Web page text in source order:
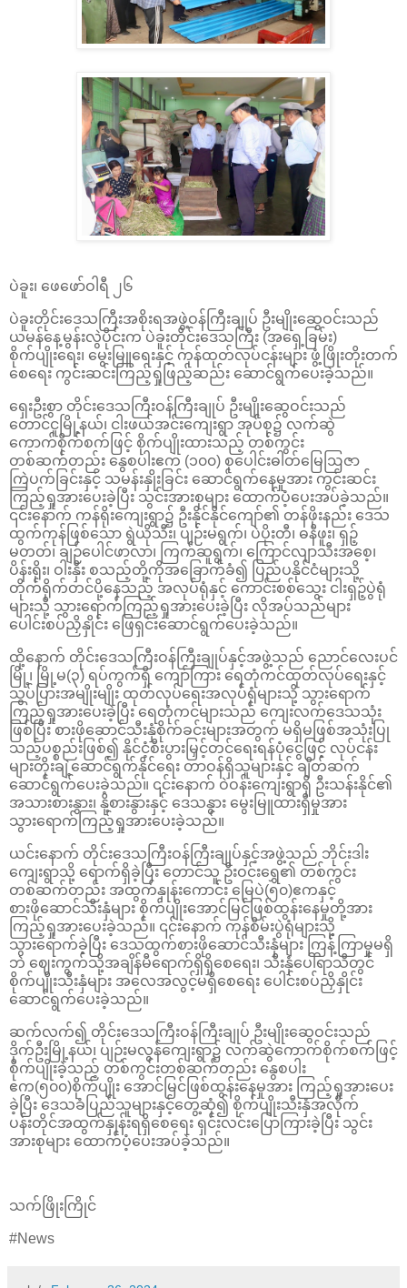
ပဲခူး၊ ဖေဖော်ဝါရီ ၂၆
ပဲခူးတိုင်းဒေသကြီးအစိုးရအဖွဲ့ဝန်ကြီးချုပ် ဦးမျိုးဆွေဝင်းသည်
ယမန်နေ့မွန်းလွဲပိုင်းက ပဲခူးတိုင်းဒေသကြီး (အရှေ့ခြမ်း)
စိုက်ပျိုးရေး၊ မွေးမြူရေးနှင့် ကုန်ထုတ်လုပ်ငန်းများ ဖွံ့ဖြိုးတိုးတက်
စေရေး ကွင်းဆင်းကြည့်ရှုဖြည့်ဆည်း ဆောင်ရွက်ပေးခဲ့သည်။
ရှေးဦးစွာ တိုင်းဒေသကြီးဝန်ကြီးချုပ် ဦးမျိုးဆွေဝင်းသည်
တောင်ငူမြို့နယ်၊ ငါးဖယ်အင်းကျေးရွာ အုပ်စု၌ လက်ဆွဲ
ကောက်စိုက်စက်ဖြင့် စိုက်ပျိုးထားသည့် တစ်ကွင်း
တစ်ဆက်တည်း နွေစပါးဧက (၁၀၀) စုပေါင်းဓါတ်မြေဩဇာ
ကြဲပက်ခြင်းနှင့် သမန်းနှိုးခြင်း ဆောင်ရွက်နေမှုအား ကွင်းဆင်း
ကြည့်ရှုအားပေးခဲ့ပြီး သွင်းအားစုများ ထောက်ပံ့ပေးအပ်ခဲ့သည်။
၎င်းနောက် ကန်ရိုးကျေးရွာ၌ ဦးနိုင်နိုင်ကျော်၏ တန်ဖိုးနည်း ဒေသ
ထွက်ကုန်ဖြစ်သော ရွဲယိုသီး၊ ပျဉ်းမရွက်၊ ပဲပိုးတီ၊ ဓနိဖူး၊ ရှဉ့်
မတတ်၊ ချဉ်ပေါင်ဖာလာ၊ ကြက်ဆူရွက်၊ ကြောင်လျာသီးအစေ့၊
ပိန်းရိုး၊ ဝါးနှီး စသည့်တို့ကိုအခြောက်ခံ၍ ပြည်ပနိုင်ငံများသို့
တိုက်ရိုက်တင်ပို့နေသည့် အလုပ်ရုံနှင့် ကောင်းစစ်သွေး ငါးရှဉ့်ပွဲရုံ
များသို့ သွားရောက်ကြည့်ရှုအားပေးခဲ့ပြီး လိုအပ်သည်များ
ပေါင်းစပ်ညှိနှိုင်း ဖြေရှင်းဆောင်ရွက်ပေးခဲ့သည်။
ထို့နောက် တိုင်းဒေသကြီးဝန်ကြီးချုပ်နှင့်အဖွဲ့သည် ညောင်လေးပင်
မြို့၊ မြို့မ(၃) ရပ်ကွက်ရှိ ကျော်ကြား ရေတုံကင်ထုတ်လုပ်ရေးနှင့်
သွပ်ပြားအမျိုးမျိုး ထုတ်လုပ်ရေးအလုပ်ရုံများသို့ သွားရောက်
ကြည့်ရှုအားပေးခဲ့ပြီး ရေတုံကင်များသည် ကျေးလက်ဒေသသုံး
ဖြစ်ပြီး စားဖိုဆောင်သီးနှံစိုက်ခင်းများအတွက် မရှိမဖြစ်အသုံးပြု
သည့်ပစ္စည်းဖြစ်၍ နိုင်ငံ့စီးပွားမြှင့်တင်ရေးရန်ပုံငွေဖြင့် လုပ်ငန်း
များတိုးချဲ့ဆောင်ရွက်နိုင်ရေး တာဝန်ရှိသူများနှင့် ချိတ်ဆက်
ဆောင်ရွက်ပေးခဲ့သည်။ ၎င်းနောက် ဝဲဝန်းကျေးရွာရှိ ဦးသန်းနိုင်၏
အသားစားနွား၊ နို့စားနွားနှင့် ဒေသနွား မွေးမြူထားရှိမှုအား
သွားရောက်ကြည့်ရှုအားပေးခဲ့သည်။
ယင်းနောက် တိုင်းဒေသကြီးဝန်ကြီးချုပ်နှင့်အဖွဲ့သည် ဘိုင်းဒါး
ကျေးရွာသို့ ရောက်ရှိခဲ့ပြီး တောင်သူ ဦးဝင်းရွှေ၏ တစ်ကွင်း
တစ်ဆက်တည်း အထွက်နှုန်းကောင်း မြေပဲ(၅၀)ဧကနှင့်
စားဖိုဆောင်သီးနှံများ စိုက်ပျိုးအောင်မြင်ဖြစ်ထွန်းနေမှုတို့အား
ကြည့်ရှုအားပေးခဲ့သည်။ ၎င်းနောက် ကုန်စိမ်းပွဲရုံများသို့
သွားရောက်ခဲ့ပြီး ဒေသထွက်စားဖိုဆောင်သီးနှံများ ကြန့်ကြာမှုမရှိ
ဘဲ ဈေးကွက်သို့အချိန်မီရောက်ရှိရှိစေရေး၊ သီးနှံပေါ်ရာသီတွင်
စိုက်ပျိုးသီးနှံများ အလေအလွင့်မရှိစေရေး ပေါင်းစပ်ညှိနှိုင်း
ဆောင်ရွက်ပေးခဲ့သည်။
ဆက်လက်၍ တိုင်းဒေသကြီးဝန်ကြီးချုပ် ဦးမျိုးဆွေဝင်းသည်
ဒိုက်ဦးမြို့နယ်၊ ပျဉ်းမလွန်ကျေးရွာ၌ လက်ဆွဲကောက်စိုက်စက်ဖြင့်
စိုက်ပျိုးခဲ့သည့် တစ်ကွင်းတစ်ဆက်တည်း နွေစပါး
ဧက(၅၀၀)စိုက်ပျိုး အောင်မြင်ဖြစ်ထွန်းနေမှုအား ကြည့်ရှုအားပေး
ခဲ့ပြီး ဒေသခံပြည်သူများနှင့်တွေ့ဆုံ၍ စိုက်ပျိုးသီးနှံအလိုက်
ပန်းတိုင်အထွက်နှုန်းရရှိစေရေး ရှင်းလင်းပြောကြားခဲ့ပြီး သွင်း
အားစုများ ထောက်ပံ့ပေးအပ်ခဲ့သည်။
သက်ဖြိုးကြိုင်
#News